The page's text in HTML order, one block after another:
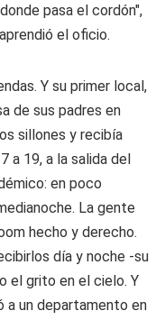
pasa el cordón",
el oficio.
Y su primer local,
de sus padres en
sillones y recibía
a 19, a la salida del
en poco
La gente
hecho y derecho.
día y noche -su
el grito en el cielo. Y
a un departamento en